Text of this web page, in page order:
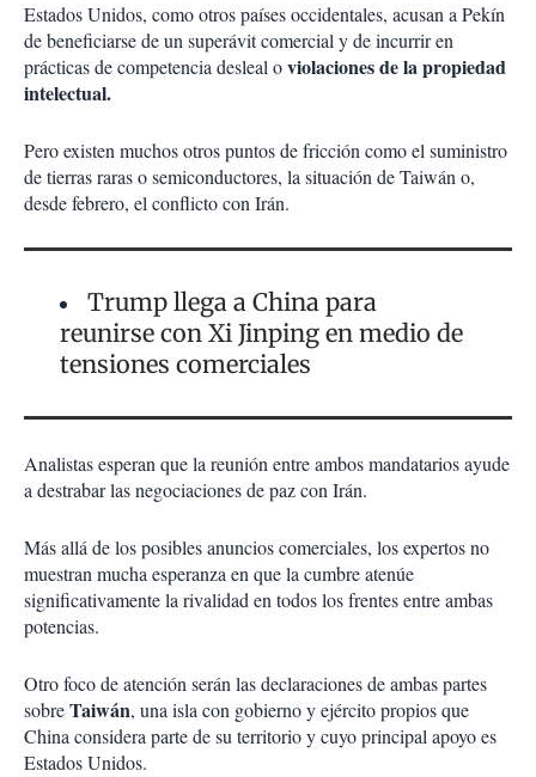
Estados Unidos, como otros países occidentales, acusan a Pekín
de beneficiarse de un superávit comercial y de incurrir en
prácticas de competencia desleal oviolaciones de la propiedad
intelectual.
Pero existen muchos otros puntos de fricción como el suministro
de tierras raras o semiconductores, la situación de Taiwán o,
desde febrero, el conflicto con Irán.
Trump llega a China para
reunirse con Xi Jinping en medio de
tensiones comerciales
Analistas esperan que la reunión entre ambos mandatarios ayude
a destrabar las negociaciones de paz con Irán.
Más allá de los posibles anuncios comerciales, los expertos no
muestran mucha esperanza en que la cumbre atenúe
significativamente la rivalidad en todos los frentes entre ambas
potencias.
Otro foco de atención serán las declaraciones de ambas partes
sobreTaiwán, una isla con gobierno y ejército propios que
China considera parte de su territorio y cuyo principal apoyo es
Estados Unidos.